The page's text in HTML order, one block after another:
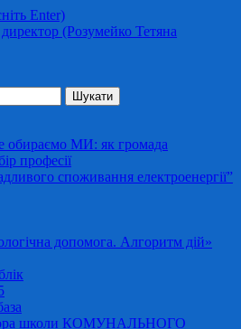
Enter)
(Розумейко Тетяна
обираємо МИ: як громада
професії
споживання електроенергії”
допомога. Алгоритм дій»
школи КОМУНАЛЬНОГО